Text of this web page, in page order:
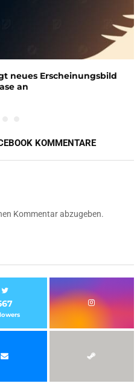
neues Erscheinungsbild
an
KOMMENTARE
Kommentar abzugeben.